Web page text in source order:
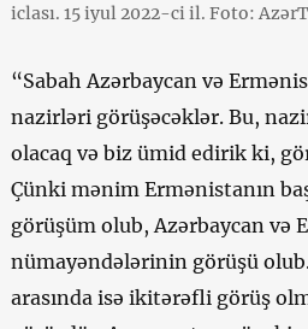
iclası. 15 iyul 2022-ci il. Foto:
“Sabah Azərbaycan və
nazirləri görüşəcəklər. Bu,
olacaq və biz ümid edirik ki,
Çünki mənim Ermənistanın
görüşüm olub, Azərbaycan və
nümayəndələrinin görüşü
arasında isə ikitərəfli görüş